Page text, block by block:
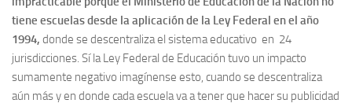
tiene escuelas desde la aplicación de la Ley Federal en el año
1994, donde se descentraliza el sistema educativo en 24
jurisdicciones. Sí la Ley Federal de Educación tuvo un impacto
sumamente negativo imagínense esto, cuando se descentraliza
aún más y en donde cada escuela va a tener que hacer su publicidad